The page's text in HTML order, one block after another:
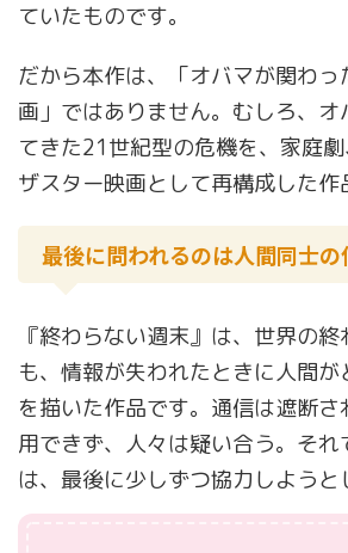
ていたものです。
だから本作は、「オバマが関わ
画」ではありません。むしろ、
てきた21世紀型の危機を、家庭
ザスター映画として再構成した作
最後に問われるのは人間同士の
『終わらない週末』は、世界の
も、情報が失われたときに人間
を描いた作品です。通信は遮断
用できず、人々は疑い合う。それ
は、最後に少しずつ協力しようと